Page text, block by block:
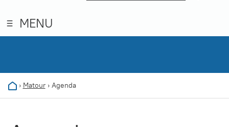
MENU
› Matour› Agenda